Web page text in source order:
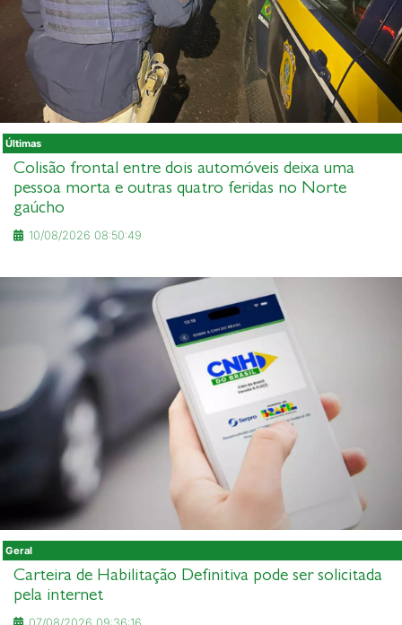
Últimas
Colisão frontal entre dois automóveis deixa uma
pessoa morta e outras quatro feridas no Norte
gaúcho
10/08/2026 08:50:49
Geral
Carteira de Habilitação Definitiva pode ser solicitada
pela internet